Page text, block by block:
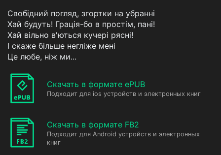
Свобідний погляд, згортки на убранні
Хай будуть! Грація-бо в простім, пані!
Хай вільно в'ються кучері рясні!
I скаже більше негліже мені
Це любе, ніж ми...
Скачать в формате ePUB
Подходит для ios устройств и электронных книг
Скачать в формате FB2
Подходит для Android устройств и электронных
книг